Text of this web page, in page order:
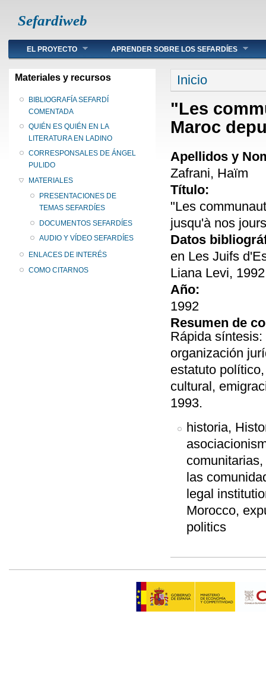
Sefardiweb
Main menu
EL PROYECTO APRENDER SOBRE LOS SEFARDÍES
Materiales y recursos
BIBLIOGRAFÍA SEFARDÍ
COMENTADA
QUIÉN ES QUIÉN EN LA
LITERATURA EN LADINO
CORRESPONSALES DE ÁNGEL
PULIDO
MATERIALES
PRESENTACIONES DE
TEMAS SEFARDÍES
DOCUMENTOS SEFARDÍES
AUDIO Y VÍDEO SEFARDÍES
ENLACES DE INTERÉS
COMO CITARNOS
Se encuentra
Inicio
"Les
Maroc
Apellidos y
Zafrani, Haïm
Título:
"Les
jusqu'à nos
Datos
en Les Juifs
Liana Levi,
Año:
1992
Resumen de
Rápida
organización
estatuto
cultural,
1993.
historia,
las
legal
Morocco,
politics